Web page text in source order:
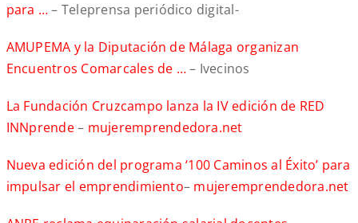
para …– Teleprensa periódico digital-
AMUPEMA y la Diputación de Málaga organizan
Encuentros Comarcales de …– Ivecinos
La Fundación Cruzcampo lanza la IV edición de RED
INNprende– mujeremprendedora.net
Nueva edición del programa ‘100 Caminos al Éxito’ para
impulsar el emprendimiento– mujeremprendedora.net